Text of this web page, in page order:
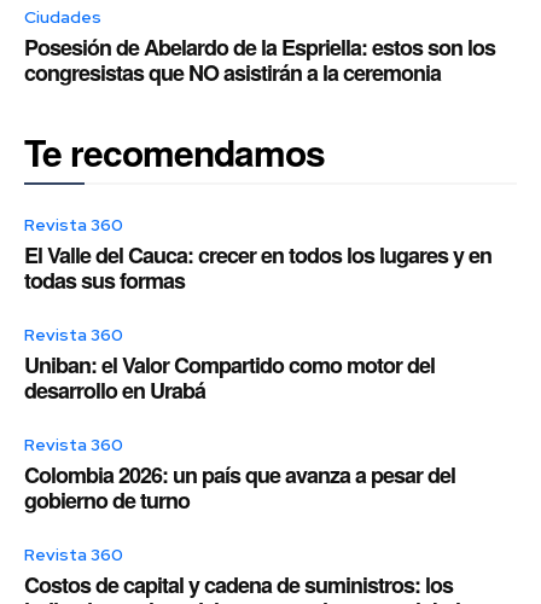
Ciudades
Posesión de Abelardo de la Espriella: estos son los
congresistas que NO asistirán a la ceremonia
Te recomendamos
Revista 360
El Valle del Cauca: crecer en todos los lugares y en
todas sus formas
Revista 360
Uniban: el Valor Compartido como motor del
desarrollo en Urabá
Revista 360
Colombia 2026: un país que avanza a pesar del
gobierno de turno
Revista 360
Costos de capital y cadena de suministros: los